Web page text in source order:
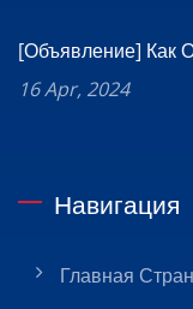
[Объявление] Как
16 Apr, 2024
Навигация
Главная